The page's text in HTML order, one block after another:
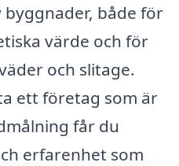
både för
värde och för
och slitage.
ett företag som är
får du
erfarenhet som